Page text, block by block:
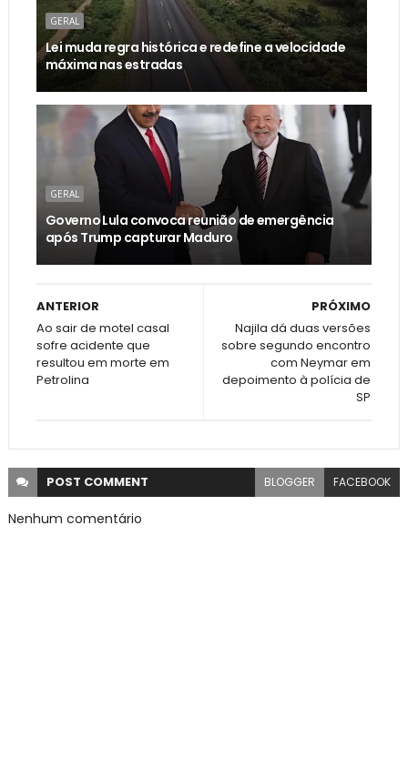
GERAL
Lei muda regra histórica e redefine a velocidade
máxima nas estradas
GERAL
Governo Lula convoca reunião de emergência
após Trump capturar Maduro
PRÓXIMO
Najila dá duas versões
sobre segundo encontro
com Neymar em
depoimento à polícia de
SP
ANTERIOR
Ao sair de motel casal
sofre acidente que
resultou em morte em
Petrolina
POST COMMENT BLOGGER FACEBOOK
Nenhum comentário